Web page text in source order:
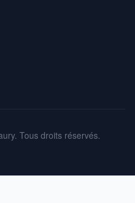
Tous droits réservés.